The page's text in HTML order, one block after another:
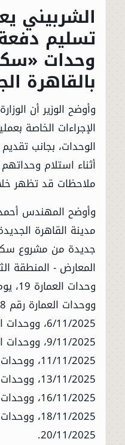
الشربيني
تسليم
وحدات
بالقاهرة
وأوضح الوزير أن
الإجراءات الخاصة
الوحدات، بجانب
أثناء استلام
ملاحظات قد تظهر
وأوضح المهندس
مدينة القاهرة
جديدة من مشروع
المعارض - المنطقة
20/11/2025.